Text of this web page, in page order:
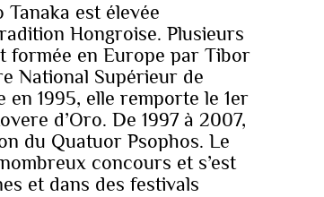
Tanaka est élevée
Hongroise. Plusieurs
formée en Europe par Tibor
National Supérieur de
en 1995, elle remporte le 1er
d’Oro. De 1997 à 2007,
du Quatuor Psophos. Le
concours et s’est
et dans des festivals